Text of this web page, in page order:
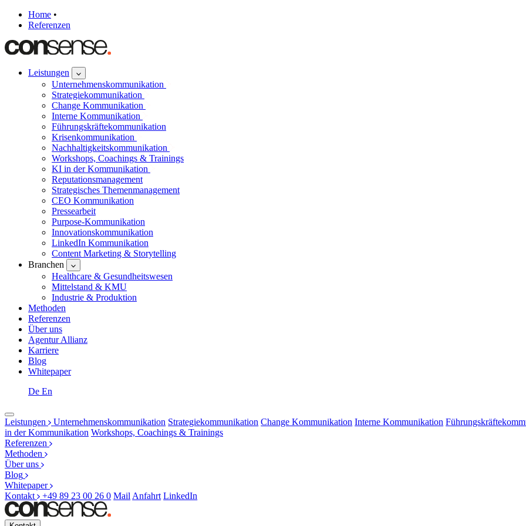
Home •
Referenzen
Leistungen
Unternehmenskommunikation
Strategiekommunikation
Change Kommunikation
Interne Kommunikation
Führungskräftekommunikation
Krisenkommunikation
Nachhaltigkeitskommunikation
Workshops, Coachings & Trainings
KI in der Kommunikation
Reputationsmanagement
Strategisches Themenmanagement
CEO Kommunikation
Pressearbeit
Purpose-Kommunikation
Innovationskommunikation
LinkedIn Kommunikation
Content Marketing & Storytelling
Branchen
Healthcare & Gesundheitswesen
Mittelstand & KMU
Industrie & Produktion
Methoden
Referenzen
Über uns
Agentur Allianz
Karriere
Blog
Whitepaper
De En
Leistungen Unternehmenskommunikation Strategiekommunikation Change Kommunikation Interne Kommunikation
in der Kommunikation Workshops, Coachings & Trainings
Referenzen
Methoden
Über uns
Blog
Whitepaper
Kontakt
+49 89 23 00 26 0 MailAnfahrt LinkedIn